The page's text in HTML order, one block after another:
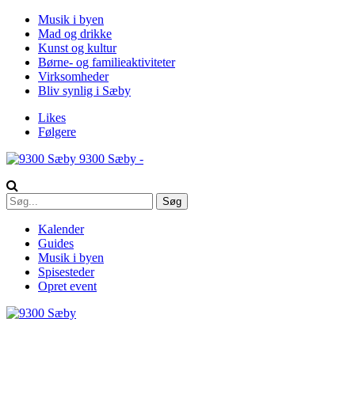
Musik i byen
Mad og drikke
Kunst og kultur
Børne- og familieaktiviteter
Virksomheder
Bliv synlig i Sæby
Likes
Følgere
9300 Sæby -
Kalender
Guides
Musik i byen
Spisesteder
Opret event